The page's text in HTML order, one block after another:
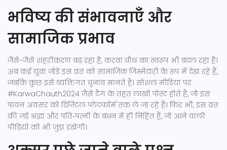
भविष्य की संभावनाएँ और
सामाजिक प्रभाव
जैसे-जैसे शहरीकरण बढ़ रहा है, करवा चौथ का स्वरूप भी बदल रहा है।
अब कई युवा जोड़े इस व्रत को सामाजिक जिम्मेदारी के रूप में देख रहे हैं,
जबकि कुछ इसे व्यक्तिगत चुनाव मानते हैं। सोशल मीडिया पर
#KarwaChauth2024 जैसे टैग के तहत लाखों पोस्ट होते हैं, जो इस
पावन अवसर को डिजिटल प्लेटफ़ॉर्म तक ले जा रहे हैं। फिर भी, इस व्रत
की जड़ें श्रद्धा और पति‑पत्नी के बंधन में ही निहित हैं, जो आने वाली
पीढ़ियों को भी जुड़ा रखेगी।